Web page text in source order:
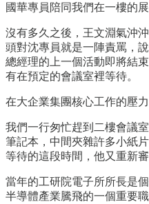
國華專員陪同我們在一樓的展
沒有多久之後，王文淵氣沖
頭對沈專員就是一陣責罵，
總經理的上一個活動即將結
有在預定的會議室裡等待。
在大企業集團核心工作的壓
我們一行匆忙趕到二樓會議
筆記本，中間夾雜許多小紙
等待的這段時間，他又重新審
當年的工研院電子所所長是
半導體產業騰飛的一個重要